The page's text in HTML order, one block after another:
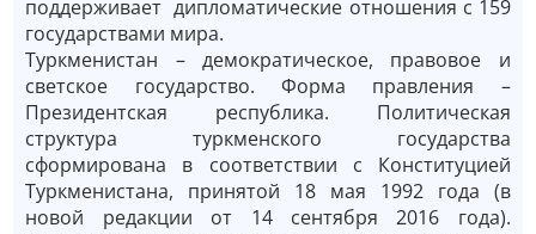
поддерживает дипломатические отношения с 159
государствами мира.
Туркменистан – демократическое, правовое и
светское государство. Форма правления –
Президентская республика. Политическая
структура туркменского государства
сформирована в соответствии с Конституцией
Туркменистана, принятой 18 мая 1992 года (в
новой редакции от 14 сентября 2016 года).